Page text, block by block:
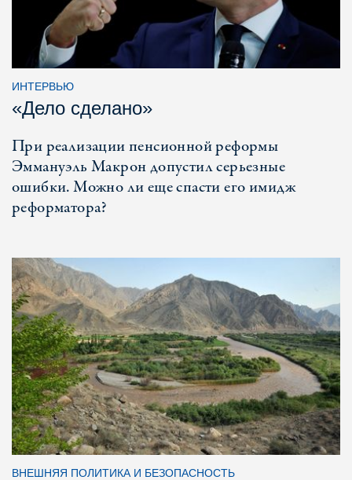
ИНТЕРВЬЮ
«Дело сделано»
При реализации пенсионной реформы
Эммануэль Макрон допустил серьезные
ошибки. Можно ли еще спасти его имидж
реформатора?
ВНЕШНЯЯ ПОЛИТИКА И БЕЗОПАСНОСТЬ